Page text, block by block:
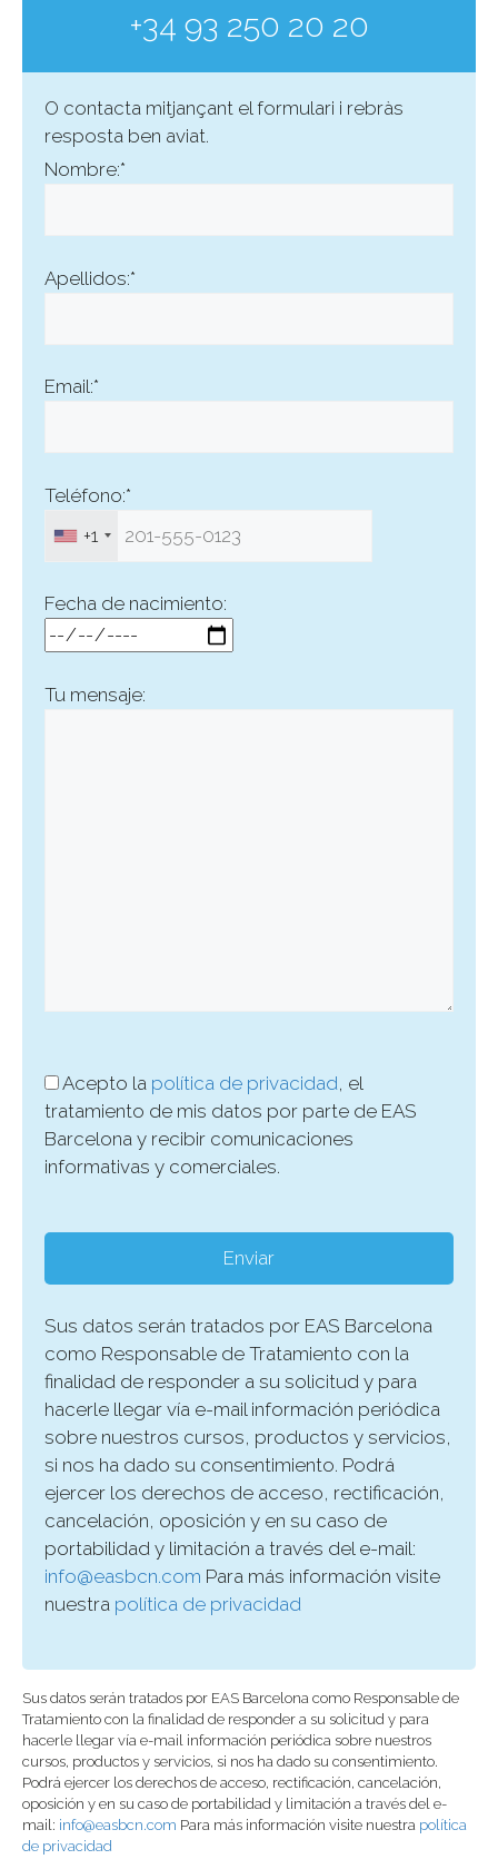
+34 93 250 20 20
O contacta mitjançant el formulari i rebràs
resposta ben aviat.
Nombre:*
Apellidos:*
Email:*
Teléfono:*
+1
Fecha de nacimiento:
Tu mensaje:
Acepto la política de privacidad, el
tratamiento de mis datos por parte de EAS
Barcelona y recibir comunicaciones
informativas y comerciales.
Sus datos serán tratados por EAS Barcelona
como Responsable de Tratamiento con la
finalidad de responder a su solicitud y para
hacerle llegar vía e-mail información periódica
sobre nuestros cursos, productos y servicios,
si nos ha dado su consentimiento. Podrá
ejercer los derechos de acceso, rectificación,
cancelación, oposición y en su caso de
portabilidad y limitación a través del e-mail:
info@easbcn.com Para más información visite
nuestra política de privacidad
Sus datos serán tratados por EAS Barcelona como Responsable de
Tratamiento con la finalidad de responder a su solicitud y para
hacerle llegar vía e-mail información periódica sobre nuestros
cursos, productos y servicios, si nos ha dado su consentimiento.
Podrá ejercer los derechos de acceso, rectificación, cancelación,
oposición y en su caso de portabilidad y limitación a través del e-
mail: info@easbcn.com Para más información visite nuestra política
de privacidad